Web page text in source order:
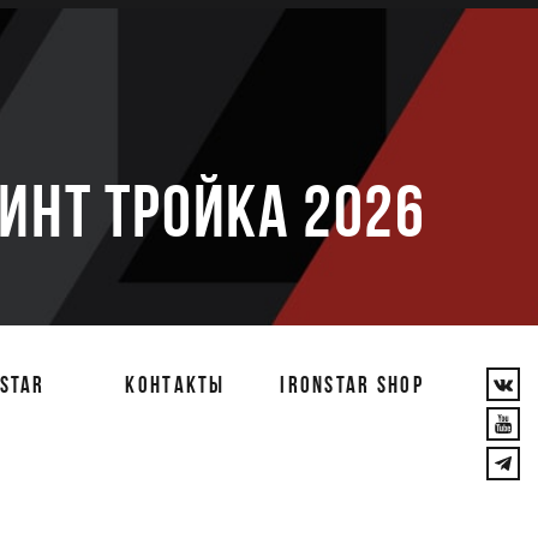
ТРОЙКА 2026
КОНТАКТЫ IRONSTAR SHOP